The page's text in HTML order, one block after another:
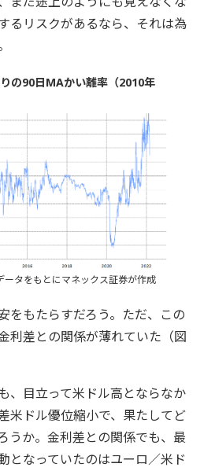
るリスクがあるなら、それは為
の90日MAかい離率（2010年
ータをもとにマネックス証券が作成
をもたらすだろう。ただ、この
利差との関係が薄れていた（図
、目立って米ドル高とならなか
米ドル優位縮小で、果たしてど
うか。金利差との関係でも、最
となっていたのはユーロ／米ド